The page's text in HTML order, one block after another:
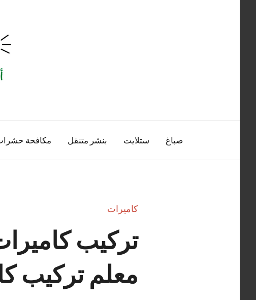
صباغ ستلايت بنشر متنقل مكافحة
كاميرات
معلم تركيب